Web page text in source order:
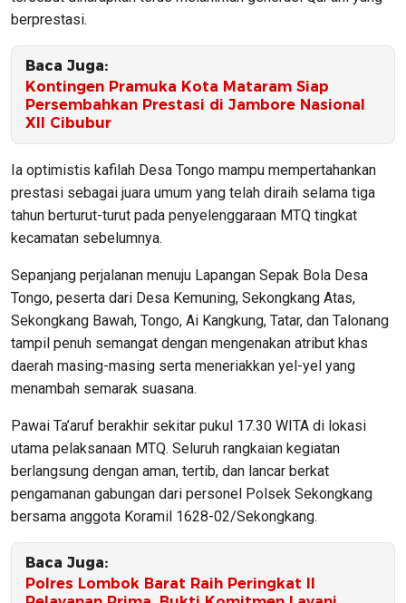
berprestasi.
Baca Juga:
Kontingen Pramuka Kota Mataram Siap
Persembahkan Prestasi di Jambore Nasional
XII Cibubur
Ia optimistis kafilah Desa Tongo mampu mempertahankan
prestasi sebagai juara umum yang telah diraih selama tiga
tahun berturut-turut pada penyelenggaraan MTQ tingkat
kecamatan sebelumnya.
Sepanjang perjalanan menuju Lapangan Sepak Bola Desa
Tongo, peserta dari Desa Kemuning, Sekongkang Atas,
Sekongkang Bawah, Tongo, Ai Kangkung, Tatar, dan Talonang
tampil penuh semangat dengan mengenakan atribut khas
daerah masing-masing serta meneriakkan yel-yel yang
menambah semarak suasana.
Pawai Ta’aruf berakhir sekitar pukul 17.30 WITA di lokasi
utama pelaksanaan MTQ. Seluruh rangkaian kegiatan
berlangsung dengan aman, tertib, dan lancar berkat
pengamanan gabungan dari personel Polsek Sekongkang
bersama anggota Koramil 1628-02/Sekongkang.
Baca Juga:
Polres Lombok Barat Raih Peringkat II